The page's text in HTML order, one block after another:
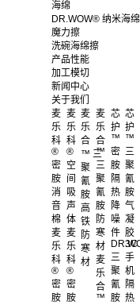
海绵
DR.WOW® 纳米海绵
魔力擦
洗碗海绵擦
产品性能
加工模切
新闻中心
关于我们
麦
乐
科
®
密
胺
消
音
棉
麦
乐
科
®
空
间
吸
声
体
麦
乐
科
®
密
胺
麦
乐
科
®
密
胺
麦
乐
合
™ 三
聚
氰
胺
高
铁
防
寒
材
麦
乐
合
™
三
聚
氰
胺
防
寒
材
麦
乐
合
™
芯
护
™
密
胺
隔
热
降
噪
件
芯
护
™
三
聚
氰
胺
气
凝
胶
三
聚
氰
胺
3C
手
机
隔
热